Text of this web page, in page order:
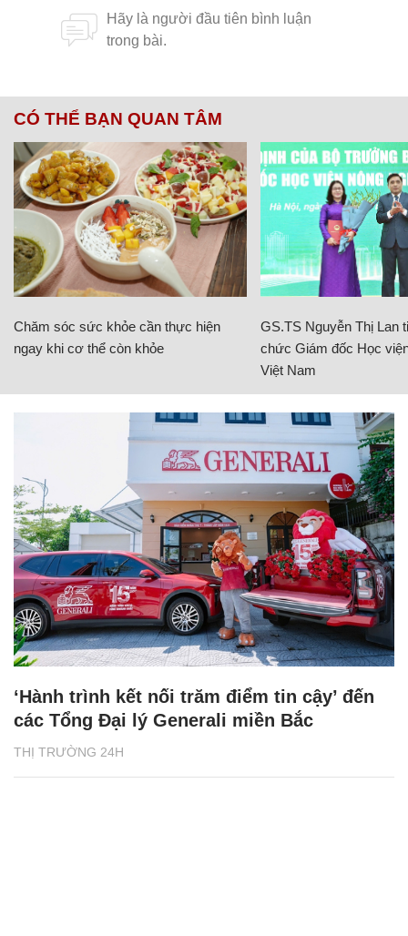
CÓ THỂ BẠN QUAN TÂM
Chăm sóc sức khỏe cần thực hiện
ngay khi cơ thể còn khỏe
GS.TS Nguyễn Thị Lan
chức Giám đốc Học
Việt Nam
THỊ TRƯỜNG 24H
‘Hành trình kết nối trăm điểm tin cậy’ đến
các Tổng Đại lý Generali miền Bắc